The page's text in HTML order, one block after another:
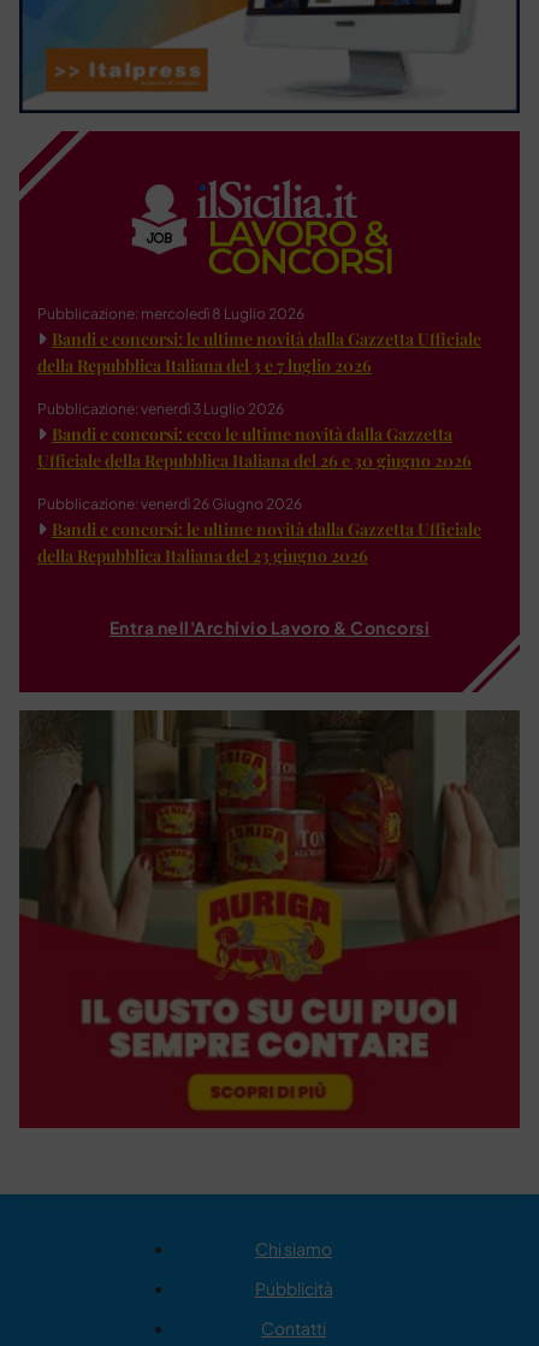
Pubblicazione: mercoledì 8 Luglio 2026
Bandi e concorsi: le ultime novità dalla Gazzetta Ufficiale
della Repubblica Italiana del 3 e 7 luglio 2026
Pubblicazione: venerdì 3 Luglio 2026
Bandi e concorsi: ecco le ultime novità dalla Gazzetta
Ufficiale della Repubblica Italiana del 26 e 30 giugno 2026
Pubblicazione: venerdì 26 Giugno 2026
Bandi e concorsi: le ultime novità dalla Gazzetta Ufficiale
della Repubblica Italiana del 23 giugno 2026
Entra nell'Archivio Lavoro & Concorsi
Chi siamo
Pubblicità
Contatti